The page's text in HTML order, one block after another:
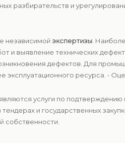
разбирательств и
независимой экспертизы .
и выявление технических
дефектов. Для
эксплуатационного ресурса. -
услуги по подтверждению
и государственных
собственности.